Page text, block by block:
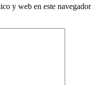
y web en este navegador